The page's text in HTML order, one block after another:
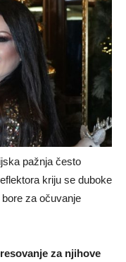
pažnja često
kriju se duboke
za očuvanje
za njihove